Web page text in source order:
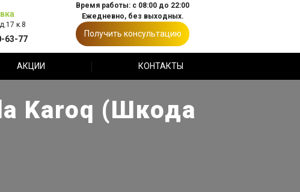
к.8
63-77
Время работы: с 08:00 до 22:00
Ежедневно, без выходных.
Получить консультацию
АКЦИИ КОНТАКТЫ
Karoq (Шкода